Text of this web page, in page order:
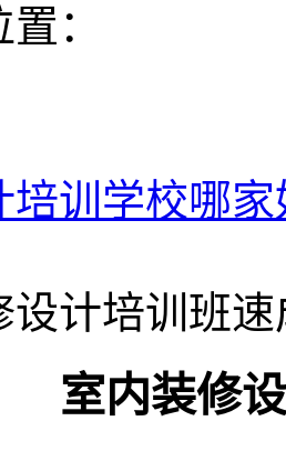
：
培训学校哪家
设计培训班速
室内装修